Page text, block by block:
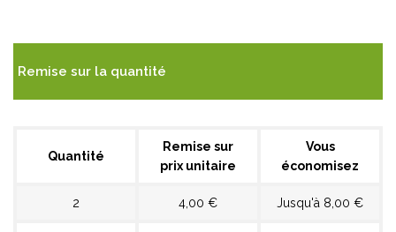
Remise sur la quantité
Quantité
Remise sur
prix unitaire
Vous
économisez
2 4,00 € Jusqu'à 8,00 €